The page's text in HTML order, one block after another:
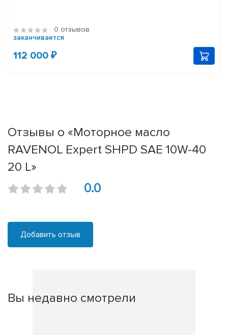
0 отзывов
заканчивается
112 000 ₽
Отзывы о «Моторное масло
RAVENOL Expert SHPD SAE 10W-40
20 L»
0.0
Добавить отзыв
Вы недавно смотрели